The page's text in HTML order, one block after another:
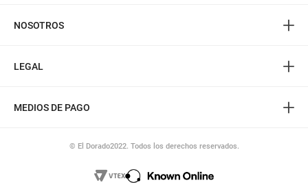
NOSOTROS +
LEGAL +
MEDIOS DE PAGO +
© El Dorado2022. Todos los derechos reservados.